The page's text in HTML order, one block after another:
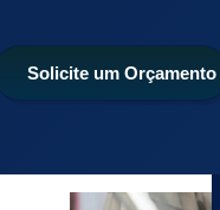
Solicite um Orçamento